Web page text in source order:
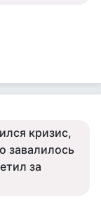
кризис,
завалилось
за